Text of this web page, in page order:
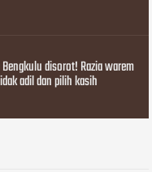
disorot! Razia warem
adil dan pilih kasih